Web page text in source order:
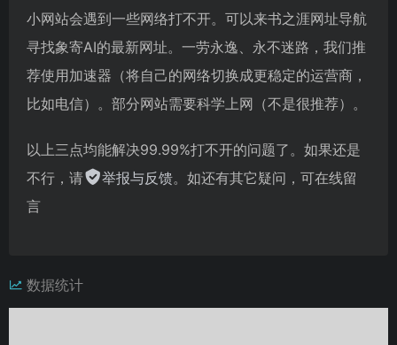
小网站会遇到一些网络打不开。可以来书之涯网址导航
寻找象寄AI的最新网址。一劳永逸、永不迷路，我们推
荐使用加速器（将自己的网络切换成更稳定的运营商，
比如电信）。部分网站需要科学上网（不是很推荐）。
以上三点均能解决99.99%打不开的问题了。如果还是
不行，请
举报与反馈。如还有其它疑问，可在线留
言
数据统计